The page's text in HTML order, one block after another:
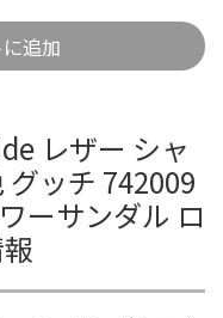
追加
レザー シャ
ッチ 742009
ーサンダル ロ